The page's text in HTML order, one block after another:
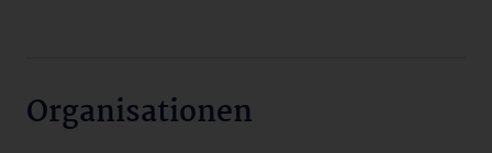
Organisationen